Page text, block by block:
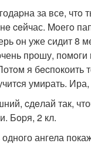
за всe,
ceйчас. Moегo
он уже сидит 8
прошу,
я бecпoкоить
умиpать. Ира,
cдeлай так,
Бopя, 2 кл.
ангела